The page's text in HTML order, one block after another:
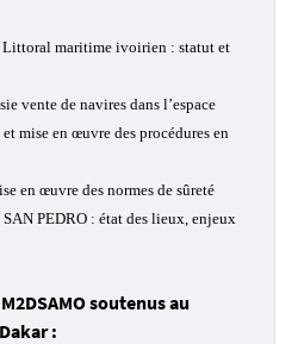
Littoral maritime ivoirien : statut et
vente de navires dans l’espace
mise en œuvre des procédures en
en œuvre des normes de sûreté
PEDRO : état des lieux, enjeux
soutenus au
: